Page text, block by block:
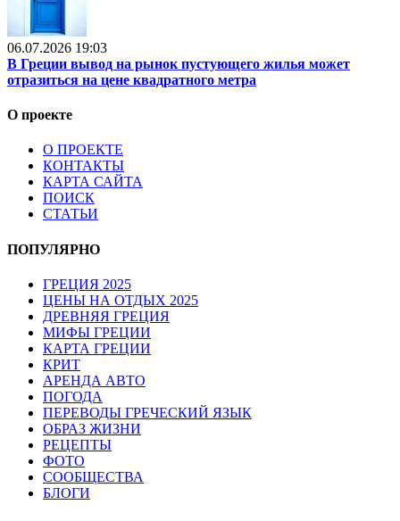
06.07.2026 19:03
В Греции вывод на рынок пустующего жилья может
отразиться на цене квадратного метра
О проекте
О ПРОЕКТЕ
КОНТАКТЫ
КАРТА САЙТА
ПОИСК
СТАТЬИ
ПОПУЛЯРНО
ГРЕЦИЯ 2025
ЦЕНЫ НА ОТДЫХ 2025
ДРЕВНЯЯ ГРЕЦИЯ
МИФЫ ГРЕЦИИ
КАРТА ГРЕЦИИ
КРИТ
АРЕНДА АВТО
ПОГОДА
ПЕРЕВОДЫ ГРЕЧЕСКИЙ ЯЗЫК
ОБРАЗ ЖИЗНИ
РЕЦЕПТЫ
ФОТО
СООБЩЕСТВА
БЛОГИ